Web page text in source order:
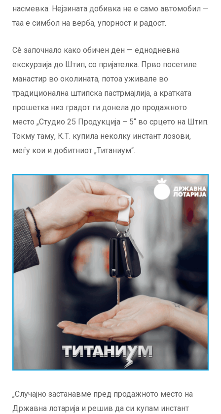
насмевка. Нејзината добивка не е само автомобил —
таа е симбол на верба, упорност и радост.
Сè започнало како обичен ден — еднодневна
екскурзија до Штип, со пријателка. Прво посетиле
манастир во околината, потоа уживале во
традиционална штипска пастрмајлија, а кратката
прошетка низ градот ги донела до продажното
место „Студио 25 Продукција – 5“ во срцето на Штип.
Токму таму, К.Т. купила неколку инстант лозови,
меѓу кои и добитниот „Титаниум“.
„Случајно застанавме пред продажното место на
Државна лотарија и решив да си купам инстант